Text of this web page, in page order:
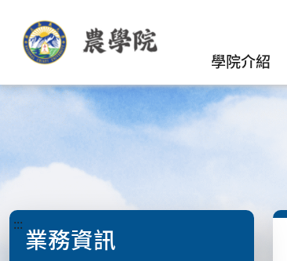
學院介紹
::: 業務資訊